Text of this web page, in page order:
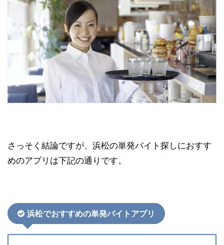
さっそく結論ですが、浜松の単発バイト探しにおすす
めのアプリは下記の通りです。
浜松でおすすめの単発バイトアプリ